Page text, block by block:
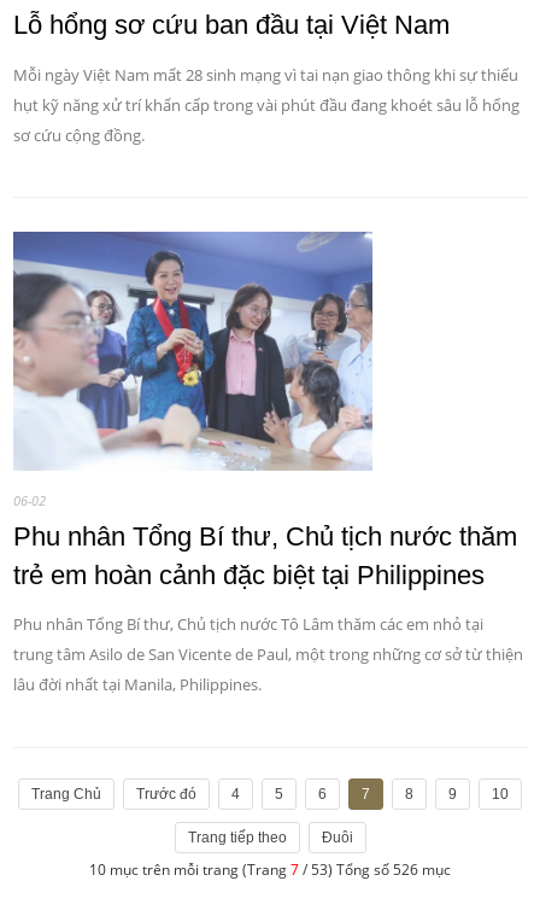
Lỗ hổng sơ cứu ban đầu tại Việt Nam
Mỗi ngày Việt Nam mất 28 sinh mạng vì tai nạn giao thông khi sự thiếu
hụt kỹ năng xử trí khẩn cấp trong vài phút đầu đang khoét sâu lỗ hổng
sơ cứu cộng đồng.
06-02
Phu nhân Tổng Bí thư, Chủ tịch nước thăm
trẻ em hoàn cảnh đặc biệt tại Philippines
Phu nhân Tổng Bí thư, Chủ tịch nước Tô Lâm thăm các em nhỏ tại
trung tâm Asilo de San Vicente de Paul, một trong những cơ sở từ thiện
lâu đời nhất tại Manila, Philippines.
Trang Chủ Trước đó 4 5 6 7 8 9 10
Trang tiếp theo Đuôi
10 mục trên mỗi trang (Trang7/ 53) Tổng số 526 mục